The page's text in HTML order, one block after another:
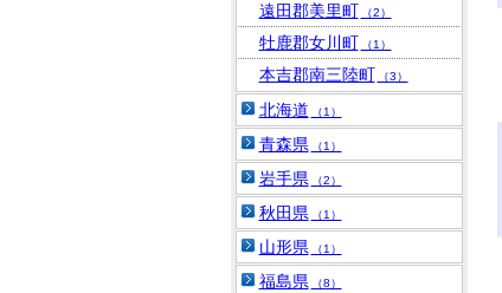
遠田郡美里町 （2）
牡鹿郡女川町 （1）
本吉郡南三陸町 （3）
北海道 （1）
青森県 （1）
岩手県 （2）
秋田県 （1）
山形県 （1）
福島県 （8）